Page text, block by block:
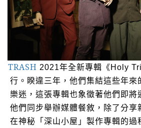
TRASH 2021年全新專輯《 Holy
行。睽違三年，他們集結這些年來
樂迷，這張專輯也象徵著他們即將
他們同步舉辦媒體餐敘，除了分享
在神秘「深山小屋」製作專輯的過